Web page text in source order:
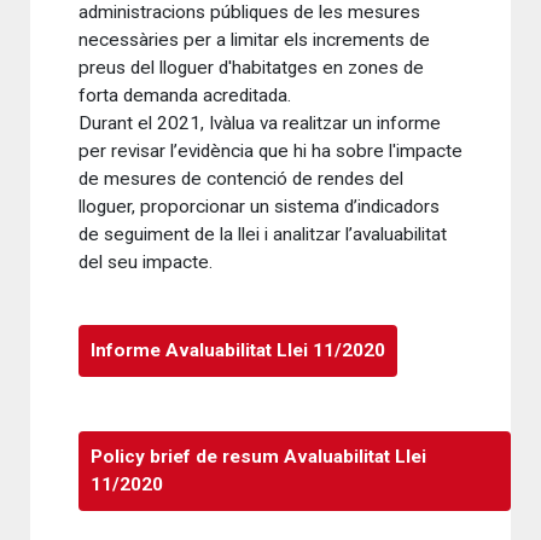
administracions públiques de les mesures
necessàries per a limitar els increments de
preus del lloguer d'habitatges en zones de
forta demanda acreditada.
Durant el 2021, Ivàlua va realitzar un informe
per revisar l’evidència que hi ha sobre l'impacte
de mesures de contenció de rendes del
lloguer, proporcionar un sistema d’indicadors
de seguiment de la llei i analitzar l’avaluabilitat
del seu impacte.
Informe Avaluabilitat Llei 11/2020
Policy brief de resum Avaluabilitat Llei
11/2020